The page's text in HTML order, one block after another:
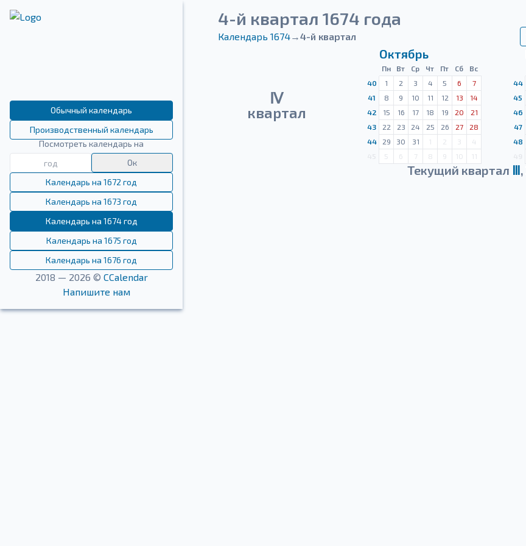
Обычный календарь
Производственный календарь
Посмотреть календарь на
Ок
Календарь на 1672 год
Календарь на 1673 год
Календарь на 1674 год
Календарь на 1675 год
Календарь на 1676 год
2018 — 2026 © CCalendar
Напишите нам
4-й квартал 1674 года
Календарь 1674→4-й квартал
Ⅳ
квартал
Октябрь
Пн Вт Ср Чт Пт Сб
Вс
40
1 2 3 4 5 6
7
41
8 9 10 11 12 13
14
42
15 16 17 18 19 20
21
43
22 23 24 25 26 27
28
44
29 30 31 1 2 3
4
5 6 7 8 9 10 11
44
45
46
47
48
Текущий квартал Ⅲ,